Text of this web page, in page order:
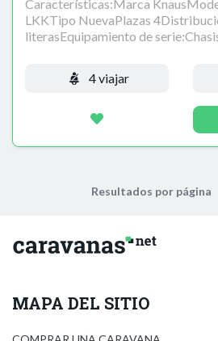
Características:Marca
LKKTipo NuevaPlazas
literasEquipamiento de
4 viajar
Resultados por página
MAPA DEL SITIO